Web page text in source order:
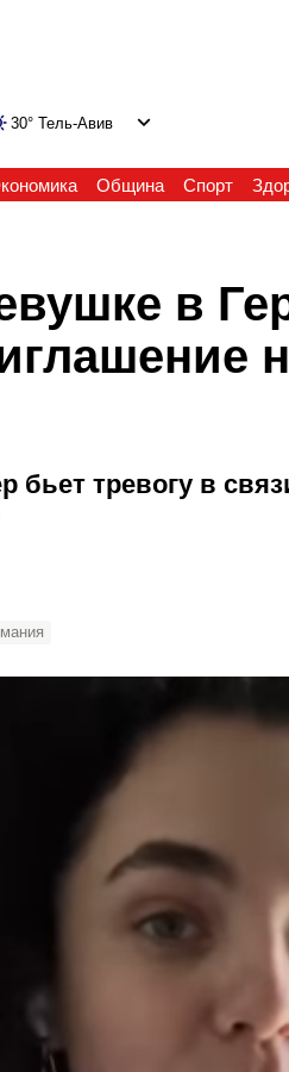
30° Тель-Авив
Община Спорт
в
бьет тревогу в